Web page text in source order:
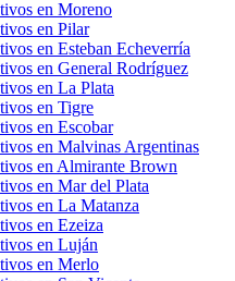
en Moreno
en Pilar
en Esteban Echeverría
en General Rodríguez
en La Plata
en Tigre
en Escobar
en Malvinas Argentinas
en Almirante Brown
en Mar del Plata
en La Matanza
en Ezeiza
en Luján
en Merlo